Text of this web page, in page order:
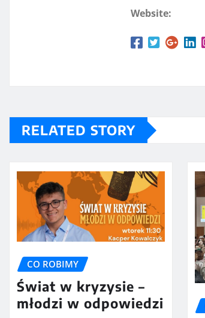
Website:
RELATED STORY
CO ROBIMY
Świat w kryzysie –
młodzi w odpowiedzi